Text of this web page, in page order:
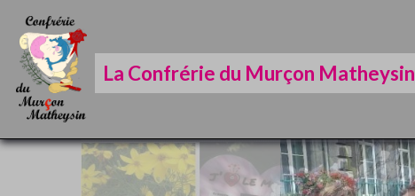
La Confrérie du Murçon Matheysin